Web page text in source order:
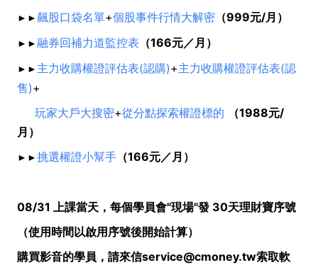
►►飆股口袋名單+個股事件行情大解密 （999元/月）
►►融券回補力道監控表 （166元／月）
►► 主力收購權證評估表(認購)+主力收購權證評估表(認
售)+
玩家大戶大搜密+從分點探索權證標的
（1988元/
月）
►►挑選權證小幫手 （166元／月）
08/31 上課當天，每個學員會"現場"發 30天理財寶序號
（使用時間以啟用序號後開始計算）
購買影音的學員，請來信service@cmoney.tw索取軟